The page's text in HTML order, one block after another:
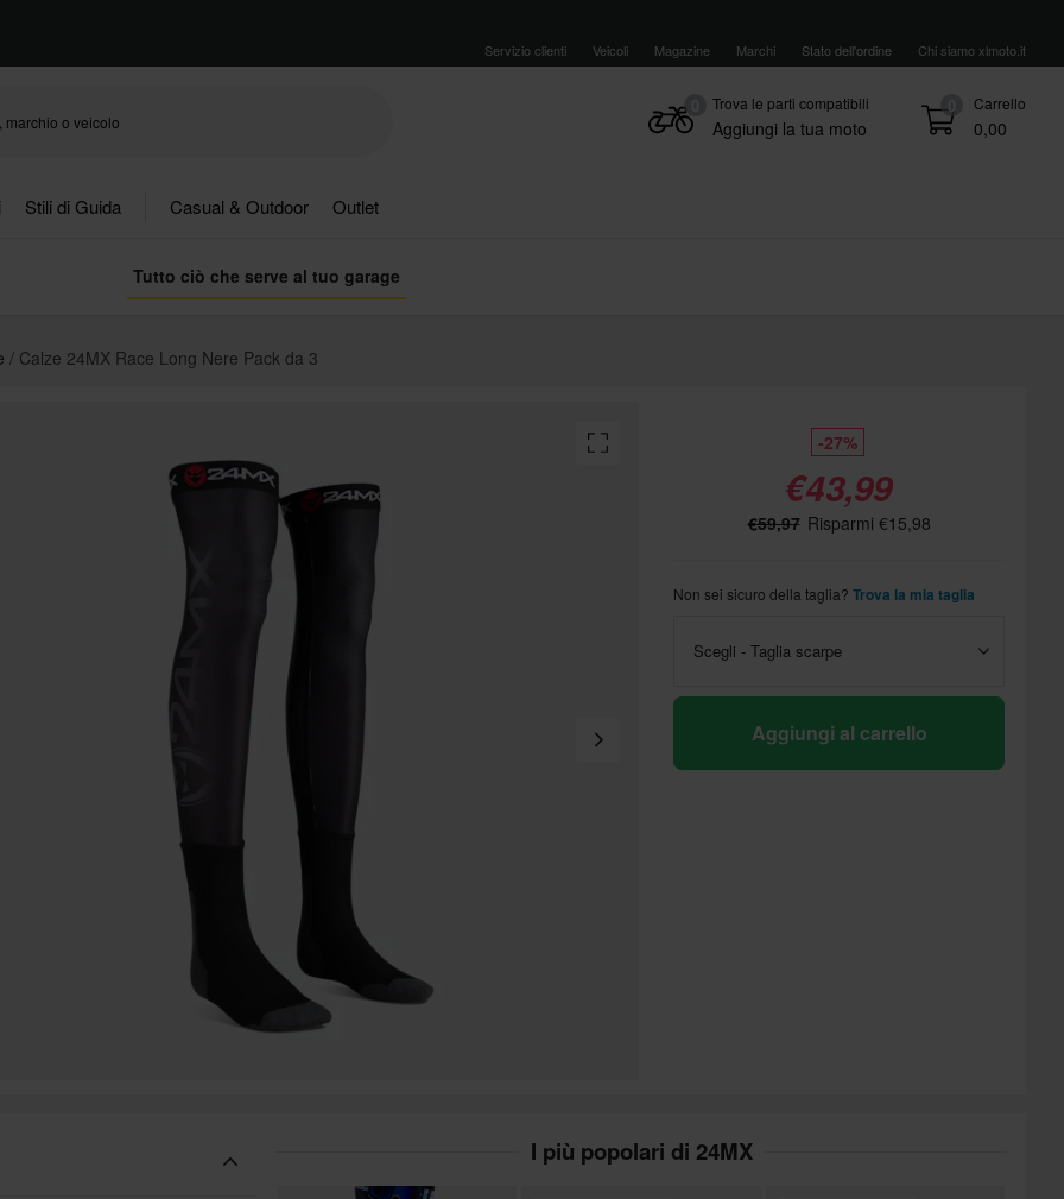
Servizio clienti Veicoli Magazine Marchi Stato dell'ordine Chi siamo xlmoto.it
0 Carrello
0,00
Trova le parti compatibili
Aggiungi la tua moto
Stili di Guida Casual & Outdoor Outlet
Tutto ciò che serve al tuo garage
Calze 24MX Race Long Nere Pack da 3
-27%
€43,99
€59,97 Risparmi €15,98
Non sei sicuro della taglia? Trova la mia taglia
Scegli - Taglia scarpe
Aggiungi al carrello
I più popolari di 24MX